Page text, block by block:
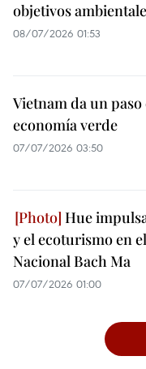
objetivos
08/07/2026 01:53
Vietnam da un
economía verde
07/07/2026 03:50
Hue
y el ecoturismo en
Nacional Bach Ma
07/07/2026 01:00